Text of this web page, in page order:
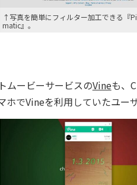
↑写真を簡単にフィルター加工できる『
matic』。
ムービーサービスのVineも、
でVineを利用していたユー